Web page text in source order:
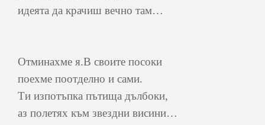
идеята да крачиш вечно там…
Отминахме я.В своите посоки
поехме поотделно и сами.
Ти изпотъпка пътища дълбоки,
аз полетях към звездни висини…